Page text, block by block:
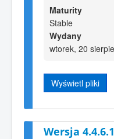
Maturity
Stable
Wydany
wtorek, 20
Wyświetl pliki
Wersja 4.4.6.1